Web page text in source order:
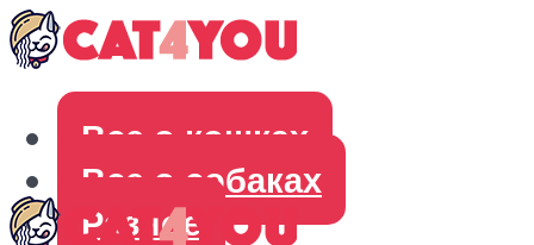
Все о кошках
Все о собаках
Разное